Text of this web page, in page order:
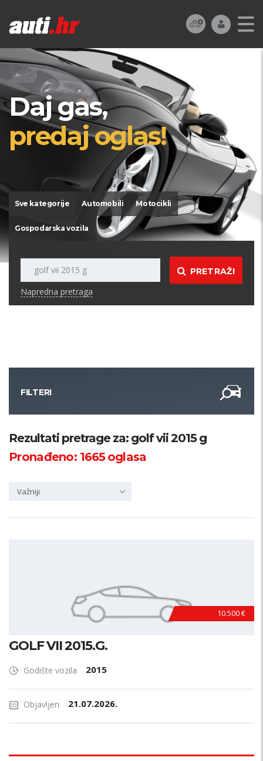
Daj gas,
predaj oglas!
Sve kategorije Automobili Motocikli
Gospodarska vozila
PRETRAŽI
Napredna pretraga
FILTERI
Kategorija
PRETRAŽI
Rezultati pretrage za: golf vii 2015 g
Pronađeno: 1665oglasa
Važniji
10.500 €
GOLF VII 2015.G.
Godište vozila 2015
Objavljen 21.07.2026.